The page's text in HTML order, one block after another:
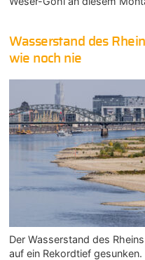
Wasserstand des
wie noch nie
Der Wasserstand des
auf ein Rekordtief